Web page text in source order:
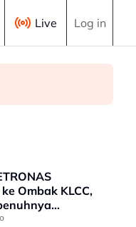
Live Log in
Ombak KLCC,
2027